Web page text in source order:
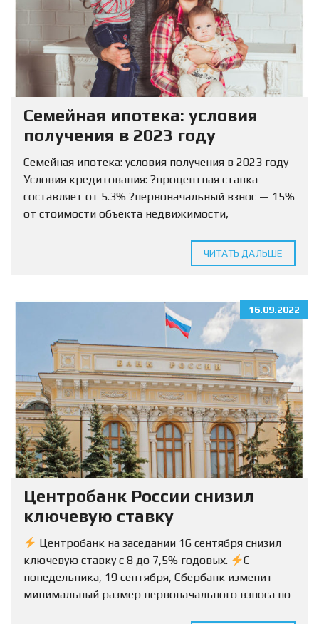
Семейная ипотека: условия
получения в 2023 году
Семейная ипотека: условия получения в 2023 году
Условия кредитования: ?процентная ставка
составляет от 5.3% ?первоначальный взнос — 15%
от стоимости объекта недвижимости,
кредитования определяется для МО и ЛО — 12
ЧИТАТЬ ДАЛЬШЕ
16.09.2022
Центробанк России снизил
ключевую ставку
Центробанк на заседании 16 сентября снизил
ключевую ставку с 8 до 7,5% годовых.
С
понедельника, 19 сентября, Сбербанк изменит
минимальный размер первоначального взноса по